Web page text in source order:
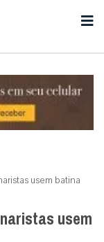
usem batina
usem